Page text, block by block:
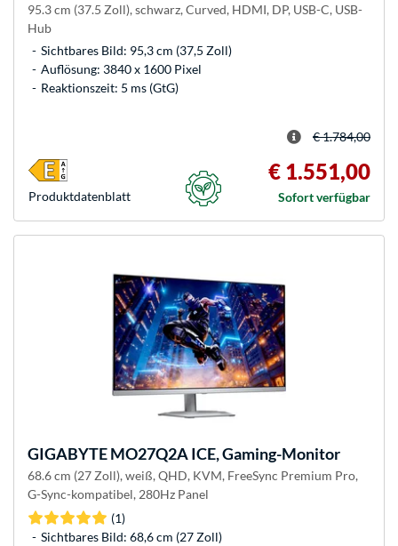
95.3 cm (37.5 Zoll), schwarz, Curved, HDMI, DP, USB-C, USB-
Hub
Sichtbares Bild: 95,3 cm (37,5 Zoll)
Auflösung: 3840 x 1600 Pixel
Reaktionszeit: 5 ms (GtG)
€ 1.784,00
€ 1.551,00
Sofort verfügbar
Produkt­datenblatt
GIGABYTEMO27Q2A ICE, Gaming-Monitor
68.6 cm (27 Zoll), weiß, QHD, KVM, FreeSync Premium Pro,
G-Sync-kompatibel, 280Hz Panel
(1)
Sichtbares Bild: 68,6 cm (27 Zoll)